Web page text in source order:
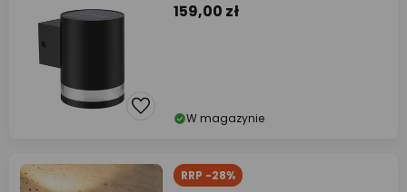
159,00 zł
W magazynie
RRP -28%